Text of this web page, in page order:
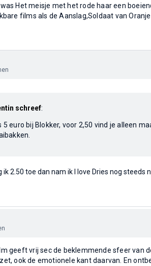
Het meisje met het rode haar een
films als de Aanslag,Soldaat van
schreef:
5 euro bij Blokker, voor 2,50 vind je alleen
ik 2.50 toe dan nam ik I love Dries nog steeds
geeft vrij sec de beklemmende sfeer van
ook de emotionele kant daarvan. En